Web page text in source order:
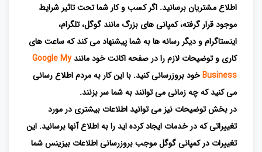
اطلاع مشتریان برسانید. اگر کسب و کار شما تحت تاثیر شرایط
موجود قرار گرفته، کمپانی های بزرگ مانند گوگل، تلگرام،
اینستاگرام و دیگر رسانه ها به شما پیشنهاد می کند که ساعت های
کاری و توضیحات لازم را در صفحه اکانت خود مانندGoogle My
Businessخود بروزرسانی کنید. با این کار به مردم اطلاع رسانی
می کنید که چه زمانی می توانند به شما سر بزنند.
در بخش توضیحات نیز می توانید اطلاعات بیشتری در مورد
تغییراتی که در خدمات ایجاد کرده اید را به اطلاع آنها برسانید. این
تغییرات در کمپانی گوگل موجب بروزرسانی اطلاعات بیزینس شما